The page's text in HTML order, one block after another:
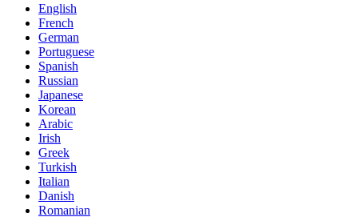
English
French
German
Portuguese
Spanish
Russian
Japanese
Korean
Arabic
Irish
Greek
Turkish
Italian
Danish
Romanian